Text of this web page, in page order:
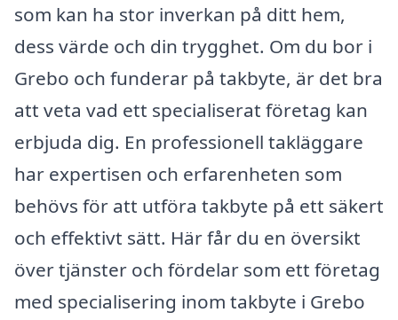
som kan ha stor inverkan på ditt hem,
dess värde och din trygghet. Om du bor i
Grebo och funderar på takbyte, är det bra
att veta vad ett specialiserat företag kan
erbjuda dig. En professionell takläggare
har expertisen och erfarenheten som
behövs för att utföra takbyte på ett säkert
och effektivt sätt. Här får du en översikt
över tjänster och fördelar som ett företag
med specialisering inom takbyte i Grebo